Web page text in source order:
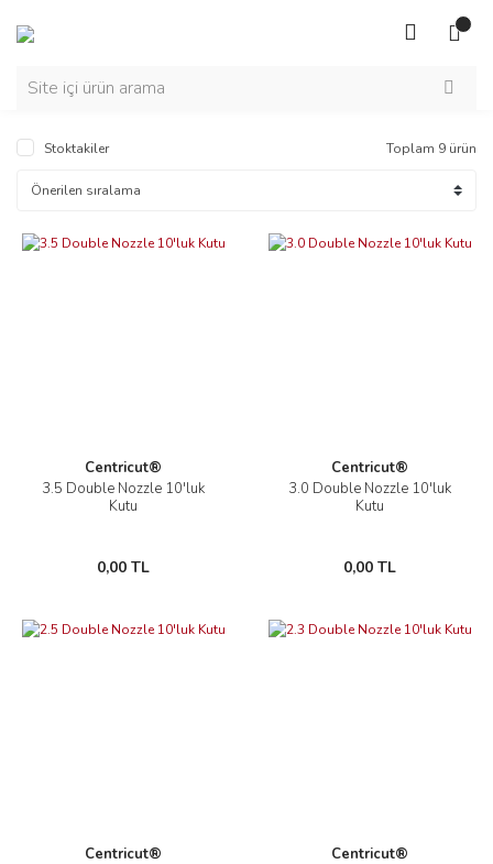
Stoktakiler Toplam 9 ürün
Centricut®
3.5 Double Nozzle 10'luk
Kutu
0,00 TL
Centricut®
3.0 Double Nozzle 10'luk
Kutu
0,00 TL
Centricut®
Centricut®